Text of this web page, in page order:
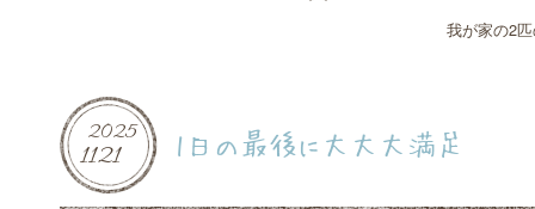
我が家の2
2025
1121 1日の最後に大大大満足